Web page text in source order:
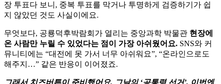
장 투표다 보니, 중복 투표를 막거나 투명하게 검증하기가 쉽
지 않았던 것도 사실이에요.
무엇보다, 공룡덕후박람회가 열리는 중앙과학 박물관 현장에
온 사람만 누릴 수 있었다는 점이 가장 아쉬웠어요. SNS와 커
뮤니티에는 “대전에 못 가서 너무 아쉬워요”, “온라인으로도
해주지…” 같은 반응이 이어졌죠.